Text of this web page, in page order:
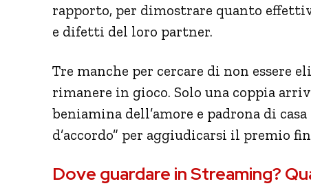
rapporto, per dimostrare quanto
e difetti del loro partner.
Tre manche per cercare di non essere
rimanere in gioco. Solo una coppia
beniamina dell’amore e padrona di
d’accordo” per aggiudicarsi il premio
Dove guardare in Streaming?